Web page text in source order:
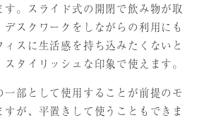
す。スライド式の開閉で飲み物が取
デスクワークをしながらの利用にも
ィスに生活感を持ち込みたくないと
タイリッシュな印象で使えます。
一部として使用することが前提のモ
すが、平置きして使うこともできま